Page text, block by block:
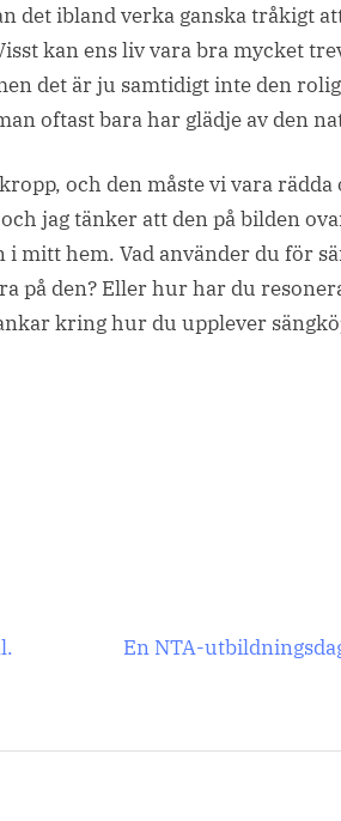
det ibland verka ganska tråkigt
kan ens liv vara bra mycket
det är ju samtidigt inte den
oftast bara har glädje av den
och den måste vi vara rädda
jag tänker att den på bilden
mitt hem. Vad använder du för
på den? Eller hur har du
kring hur du upplever
Next
En NTA-